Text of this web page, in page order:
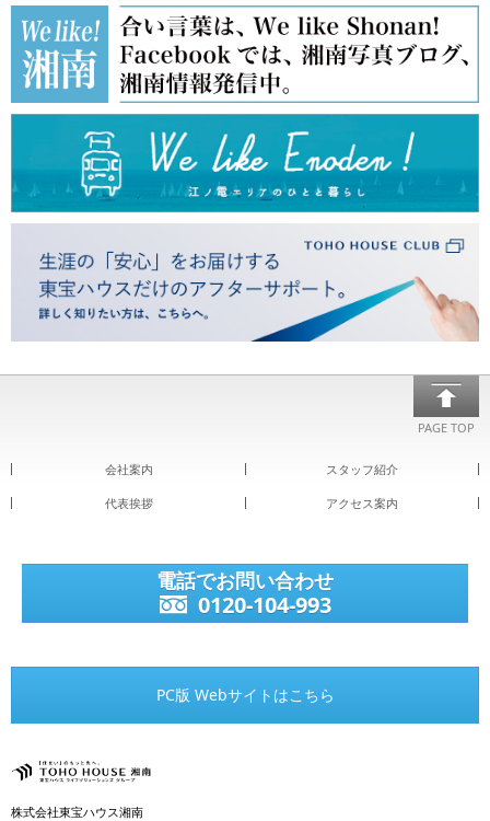
PAGE TOP
会社案内 スタッフ紹介
代表挨拶 アクセス案内
電話でお問い合わせ
0120-104-993
PC版 Webサイトはこちら
株式会社東宝ハウス湘南